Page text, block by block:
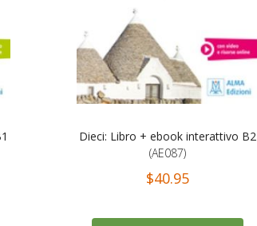
Dieci: Libro + ebook interattivo B2
(AE087)
$40.95